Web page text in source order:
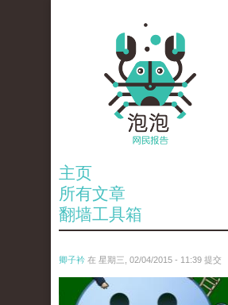
主页
所有文章
翻墙工具箱
卿子衿 在 星期三, 02/04/2015 - 11:39 提交
untitled.jpg